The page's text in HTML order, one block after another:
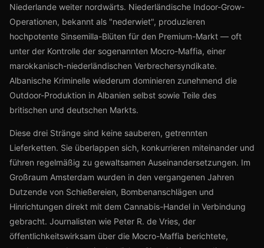
Niederlande weiter nordwärts. Niederländische Indoor-Grow-
Operationen, bekannt als "nederwiet", produzieren
hochpotente Sinsemilla-Blüten für den Premium-Markt — oft
unter der Kontrolle der sogenannten Mocro-Maffia, einer
marokkanisch-niederländischen Verbrechersyndikate.
Albanische Kriminelle wiederum dominieren zunehmend die
Outdoor-Produktion in Albanien selbst sowie Teile des
britischen und deutschen Markts.
Diese drei Stränge sind keine sauberen, getrennten
Lieferketten. Sie überlappen sich, konkurrieren miteinander und
führen regelmäßig zu gewaltsamen Auseinandersetzungen. Im
Großraum Amsterdam wurden in den vergangenen Jahren
Dutzende von Schießereien, Bombenanschlägen und
Hinrichtungen direkt mit dem Cannabis-Handel in Verbindung
gebracht. Journalisten wie Peter R. de Vries, der
öffentlichkeitswirksam über die Mocro-Maffia berichtete,